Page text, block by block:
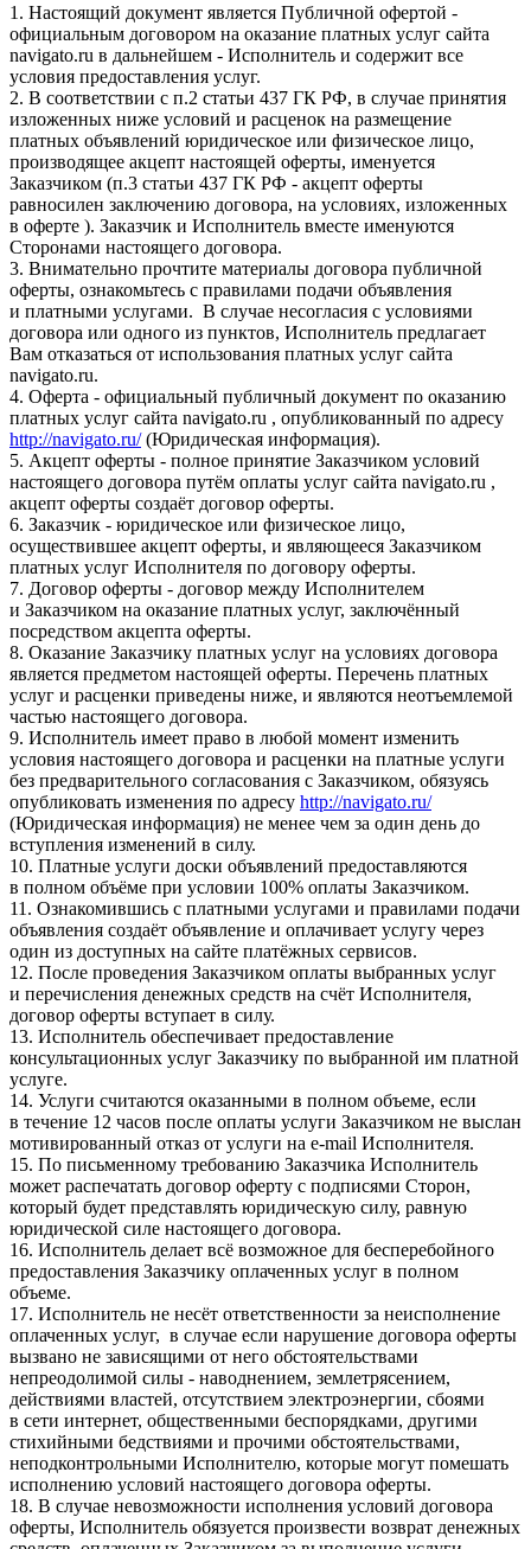
1. Настоящий документ является Публичной офертой -
официальным договором на оказание платных услуг сайта
navigato.ru в дальнейшем - Исполнитель и содержит все
условия предоставления услуг.
2. В соответствии с п.2 статьи 437 ГК РФ, в случае принятия
изложенных ниже условий и расценок на размещение
платных объявлений юридическое или физическое лицо,
производящее акцепт настоящей оферты, именуется
Заказчиком (п.3 статьи 437 ГК РФ - акцепт оферты
равносилен заключению договора, на условиях, изложенных
в оферте ). Заказчик и Исполнитель вместе именуются
Сторонами настоящего договора.
3. Внимательно прочтите материалы договора публичной
оферты, ознакомьтесь с правилами подачи объявления
и платными услугами. В случае несогласия с условиями
договора или одного из пунктов, Исполнитель предлагает
Вам отказаться от использования платных услуг сайта
navigato.ru.
4. Оферта - официальный публичный документ по оказанию
платных услуг сайта navigato.ru , опубликованный по адресу
http://navigato.ru/(Юридическая информация).
5. Акцепт оферты - полное принятие Заказчиком условий
настоящего договора путём оплаты услуг сайта navigato.ru ,
акцепт оферты создаёт договор оферты.
6. Заказчик - юридическое или физическое лицо,
осуществившее акцепт оферты, и являющееся Заказчиком
платных услуг Исполнителя по договору оферты.
7. Договор оферты - договор между Исполнителем
и Заказчиком на оказание платных услуг, заключённый
посредством акцепта оферты.
8. Оказание Заказчику платных услуг на условиях договора
является предметом настоящей оферты. Перечень платных
услуг и расценки приведены ниже, и являются неотъемлемой
частью настоящего договора.
9. Исполнитель имеет право в любой момент изменить
условия настоящего договора и расценки на платные услуги
без предварительного согласования с Заказчиком, обязуясь
опубликовать изменения по адресу http://navigato.ru/
(Юридическая информация) не менее чем за один день до
вступления изменений в силу.
10. Платные услуги доски объявлений предоставляются
в полном объёме при условии 100% оплаты Заказчиком.
11. Ознакомившись с платными услугами и правилами подачи
объявления создаёт объявление и оплачивает услугу через
один из доступных на сайте платёжных сервисов.
12. После проведения Заказчиком оплаты выбранных услуг
и перечисления денежных средств на счёт Исполнителя,
договор оферты вступает в силу.
13. Исполнитель обеспечивает предоставление
консультационных услуг Заказчику по выбранной им платной
услуге.
14. Услуги считаются оказанными в полном объеме, если
в течение 12 часов после оплаты услуги Заказчиком не выслан
мотивированный отказ от услуги на e-mail Исполнителя.
15. По письменному требованию Заказчика Исполнитель
может распечатать договор оферту с подписями Сторон,
который будет представлять юридическую силу, равную
юридической силе настоящего договора.
16. Исполнитель делает всё возможное для бесперебойного
предоставления Заказчику оплаченных услуг в полном
объеме.
17. Исполнитель не несёт ответственности за неисполнение
оплаченных услуг, в случае если нарушение договора оферты
вызвано не зависящими от него обстоятельствами
непреодолимой силы - наводнением, землетрясением,
действиями властей, отсутствием электроэнергии, сбоями
в сети интернет, общественными беспорядками, другими
стихийными бедствиями и прочими обстоятельствами,
неподконтрольными Исполнителю, которые могут помешать
исполнению условий настоящего договора оферты.
18. В случае невозможности исполнения условий договора
оферты, Исполнитель обязуется произвести возврат денежных